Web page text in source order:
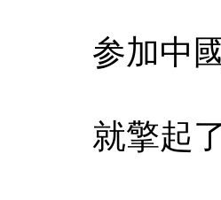
参加中
就擎起